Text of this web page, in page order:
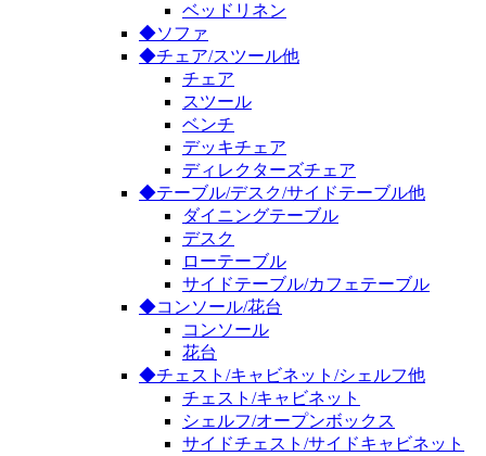
ベッドリネン
◆ソファ
◆チェア/スツール他
チェア
スツール
ベンチ
デッキチェア
ディレクターズチェア
◆テーブル/デスク/サイドテーブル他
ダイニングテーブル
デスク
ローテーブル
サイドテーブル/カフェテーブル
◆コンソール/花台
コンソール
花台
◆チェスト/キャビネット/シェルフ他
チェスト/キャビネット
シェルフ/オープンボックス
サイドチェスト/サイドキャビネット